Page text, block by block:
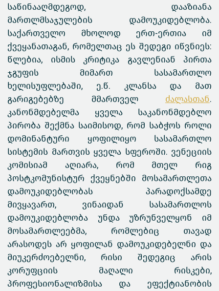
საწინააღმდეგოდ, დააზიანა
მართლმსაჯულების დამოუკიდებლობა.
საქართველო მხოლოდ ერთ-ერთია იმ
ქვეყანათაგან, რომელთაც ეს შედეგი იწვნიეს:
წლებია, ისმის კრიტიკა გავლენიან პირთა
ჯგუფის მიმართ სასამართლო
ხელისუფლებაში, ე.წ. კლანსა და მათ
გარიგებებზე მმართველ ძალასთან.
კანონმდებელმა ყველა საკანონმდებლო
პირობა შექმნა საიმისოდ, რომ საბჭოს როლი
დომინანტური ყოფილიყო სასამართლო
სისტემის მართვის ყველა სფეროში. ვენეციის
კომისიამ აღიარა, რომ მთელ რიგ
პოსტკომუნისტურ ქვეყნებში მოსამართლეთა
დამოუკიდებლობას პარადოქსამდე
მივყავართ, ვინაიდან სასამართლოს
დამოუკიდებლობა უნდა უზრუნველყონ იმ
მოსამართლეებმა, რომლებიც თავად
არასოდეს არ ყოფილან დამოუკიდებელნი და
მიუკერძოებელნი, რისი შედეგიც არის
კორუფციის მაღალი რისკები,
პროფესიონალიზმისა და ეფექტიანობის